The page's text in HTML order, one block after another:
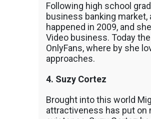
Following high school
business banking
happened in 2009, and
Video business. Today
OnlyFans, where by she
approaches.
4. Suzy Cortez
Brought into this world
attractiveness has put on